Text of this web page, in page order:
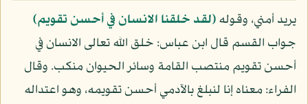
يريد أمني، وقوله(لقد خلقنا الانسان في أحسن تقويم)
جواب القسم قال ابن عباس: خلق الله تعالى الانسان في
أحسن تقويم منتصب القامة وسائر الحيوان منكب. وقال
الفراء: معناه إنا لنبلغ بالآدمي أحسن تقويمه، وهو اعتداله